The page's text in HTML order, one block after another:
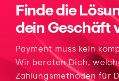
Finde die
dein Geschäft
Payment muss kein
Wir beraten Dich,
Zahlungsmethoden für